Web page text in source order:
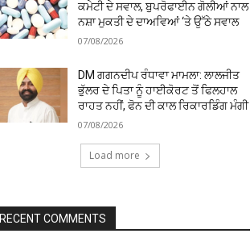
ਕਮੇਟੀ ਦੇ ਸਵਾਲ, ਬੁਪਰੋਫਾਈਨ ਗੋਲੀਆਂ ਨਾਲ
ਨਸ਼ਾ ਮੁਕਤੀ ਦੇ ਦਾਅਵਿਆਂ ‘ਤੇ ਉੱਠੇ ਸਵਾਲ
07/08/2026
DM ਗਗਨਦੀਪ ਰੰਧਾਵਾ ਮਾਮਲਾ: ਲਾਲਜੀਤ
ਭੁੱਲਰ ਦੇ ਪਿਤਾ ਨੂੰ ਹਾਈਕੋਰਟ ਤੋਂ ਫਿਲਹਾਲ
ਰਾਹਤ ਨਹੀਂ, ਫੋਨ ਦੀ ਕਾਲ ਰਿਕਾਰਡਿੰਗ ਮੰਗੀ
07/08/2026
Load more
RECENT COMMENTS